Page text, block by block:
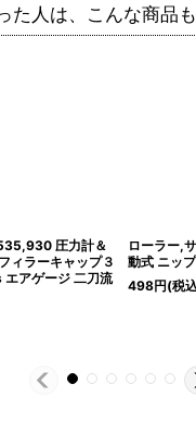
た人は、こんな商品
圧力計＆
ィラーキャップ３
アゲージ 二刀流
ローラー,
動式 ニッ
498円(税